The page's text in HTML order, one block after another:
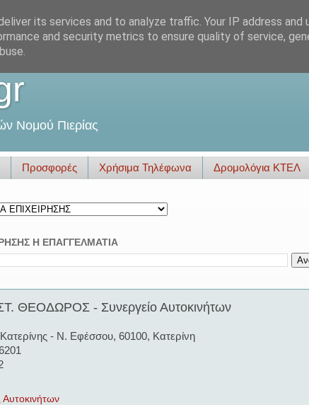
Νομού Πιερίας
Προσφορές Χρήσιμα Τηλέφωνα Δρομολόγια ΚΤΕΛ
Η ΕΠΑΓΓΕΛΜΑΤΙΑ
ΘΕΟΔΩΡΟΣ - Συνεργείο Αυτοκινήτων
- Ν. Εφέσσου, 60100, Κατερίνη
Αυτοκινήτων
its services and to analyze traffic. Your IP address and
and security metrics to ensure quality of service,